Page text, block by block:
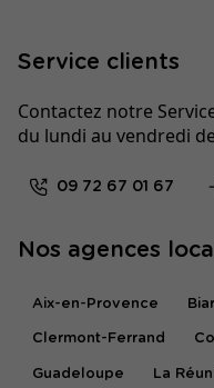
Service clients
Contactez notre
du lundi au vendredi
09 72 67 01 67
Nos agences
Aix-en-Provence
Clermont-Ferrand
Guadeloupe La